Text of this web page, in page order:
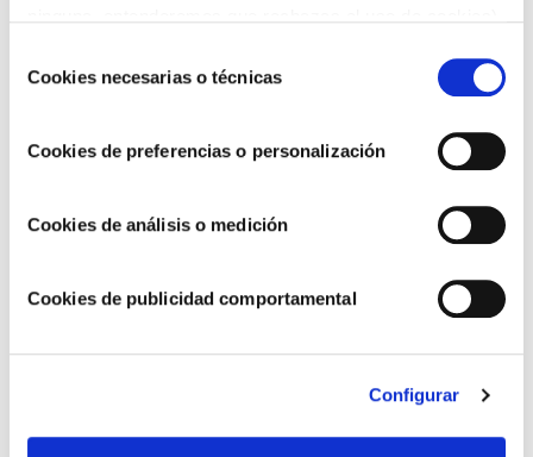
COOKIES.
deCookies necesarias o técnicas
Cookies de preferencias o personalización
Cookies de análisis o medición
Cookies de publicidad comportamental
Configurar
todas nuestras recetas y consejos. ¡Te esperamos!